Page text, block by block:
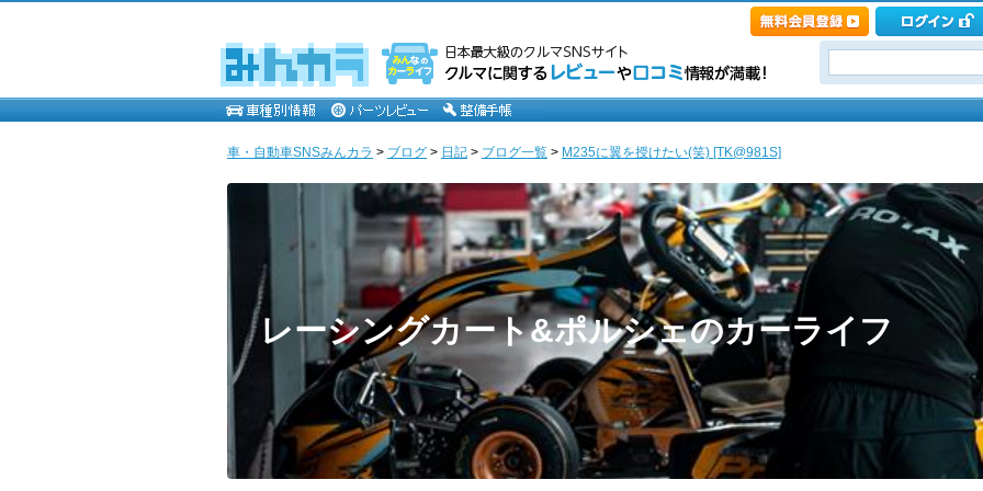
車・自動車SNSみんカラ > ブログ > 日記 > ブログ一覧 > M235に翼を授けたい(笑) [TK@981S]
レーシングカート&ポルシェのカーライフ